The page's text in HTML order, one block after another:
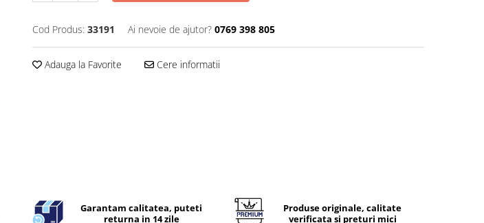
Cod Produs: 33191 Ai nevoie de ajutor? 0769 398 805
Adauga la Favorite Cere informatii
Garantam calitatea, puteti
returna in 14 zile
Produse originale, calitate
verificata si preturi mici